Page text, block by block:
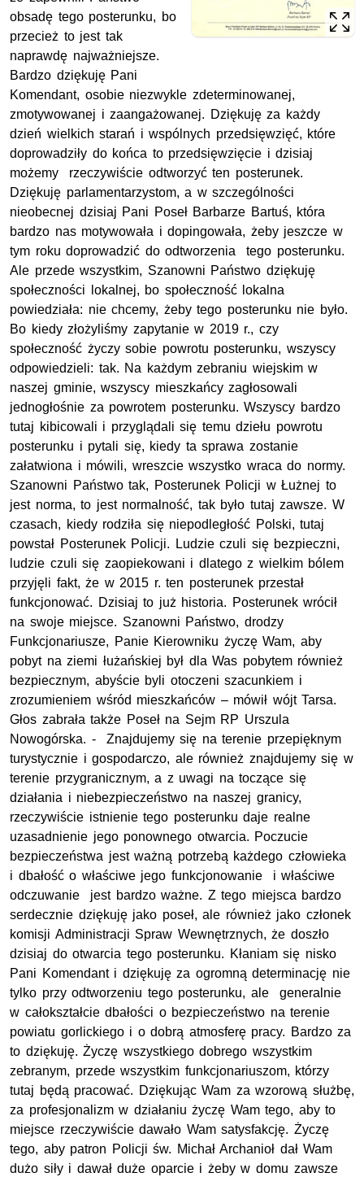
obsadę tego posterunku, bo
przecież to jest tak
naprawdę najważniejsze.
Bardzo dziękuję Pani
Komendant, osobie niezwykle zdeterminowanej,
zmotywowanej i zaangażowanej. Dziękuję za każdy
dzień wielkich starań i wspólnych przedsięwzięć, które
doprowadziły do końca to przedsięwzięcie i dzisiaj
możemy rzeczywiście odtworzyć ten posterunek.
Dziękuję parlamentarzystom, a w szczególności
nieobecnej dzisiaj Pani Poseł Barbarze Bartuś, która
bardzo nas motywowała i dopingowała, żeby jeszcze w
tym roku doprowadzić do odtworzenia tego posterunku.
Ale przede wszystkim, Szanowni Państwo dziękuję
społeczności lokalnej, bo społeczność lokalna
powiedziała: nie chcemy, żeby tego posterunku nie było.
Bo kiedy złożyliśmy zapytanie w 2019 r., czy
społeczność życzy sobie powrotu posterunku, wszyscy
odpowiedzieli: tak. Na każdym zebraniu wiejskim w
naszej gminie, wszyscy mieszkańcy zagłosowali
jednogłośnie za powrotem posterunku. Wszyscy bardzo
tutaj kibicowali i przyglądali się temu dziełu powrotu
posterunku i pytali się, kiedy ta sprawa zostanie
załatwiona i mówili, wreszcie wszystko wraca do normy.
Szanowni Państwo tak, Posterunek Policji w Łużnej to
jest norma, to jest normalność, tak było tutaj zawsze. W
czasach, kiedy rodziła się niepodległość Polski, tutaj
powstał Posterunek Policji. Ludzie czuli się bezpieczni,
ludzie czuli się zaopiekowani i dlatego z wielkim bólem
przyjęli fakt, że w 2015 r. ten posterunek przestał
funkcjonować. Dzisiaj to już historia. Posterunek wrócił
na swoje miejsce. Szanowni Państwo, drodzy
Funkcjonariusze, Panie Kierowniku życzę Wam, aby
pobyt na ziemi łużańskiej był dla Was pobytem również
bezpiecznym, abyście byli otoczeni szacunkiem i
zrozumieniem wśród mieszkańców – mówił wójt Tarsa.
Głos zabrała także Poseł na Sejm RP Urszula
Nowogórska. - Znajdujemy się na terenie przepięknym
turystycznie i gospodarczo, ale również znajdujemy się w
terenie przygranicznym, a z uwagi na toczące się
działania i niebezpieczeństwo na naszej granicy,
rzeczywiście istnienie tego posterunku daje realne
uzasadnienie jego ponownego otwarcia. Poczucie
bezpieczeństwa jest ważną potrzebą każdego człowieka
i dbałość o właściwe jego funkcjonowanie i właściwe
odczuwanie jest bardzo ważne. Z tego miejsca bardzo
serdecznie dziękuję jako poseł, ale również jako członek
komisji Administracji Spraw Wewnętrznych, że doszło
dzisiaj do otwarcia tego posterunku. Kłaniam się nisko
Pani Komendant i dziękuję za ogromną determinację nie
tylko przy odtworzeniu tego posterunku, ale generalnie
w całokształcie dbałości o bezpieczeństwo na terenie
powiatu gorlickiego i o dobrą atmosferę pracy. Bardzo za
to dziękuję. Życzę wszystkiego dobrego wszystkim
zebranym, przede wszystkim funkcjonariuszom, którzy
tutaj będą pracować. Dziękując Wam za wzorową służbę,
za profesjonalizm w działaniu życzę Wam tego, aby to
miejsce rzeczywiście dawało Wam satysfakcję. Życzę
tego, aby patron Policji św. Michał Archanioł dał Wam
dużo siły i dawał duże oparcie i żeby w domu zawsze